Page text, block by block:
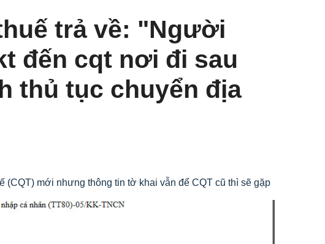
trả về: "Người
đến cqt nơi đi sau
thủ tục chuyển địa
mới nhưng thông tin tờ khai vẫn để CQT cũ thì sẽ gặp